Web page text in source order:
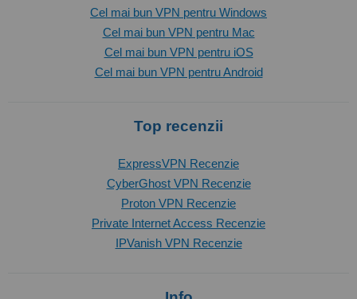
Cel mai bun VPN pentru Windows
Cel mai bun VPN pentru Mac
Cel mai bun VPN pentru iOS
Cel mai bun VPN pentru Android
Top recenzii
ExpressVPN Recenzie
CyberGhost VPN Recenzie
Proton VPN Recenzie
Private Internet Access Recenzie
IPVanish VPN Recenzie